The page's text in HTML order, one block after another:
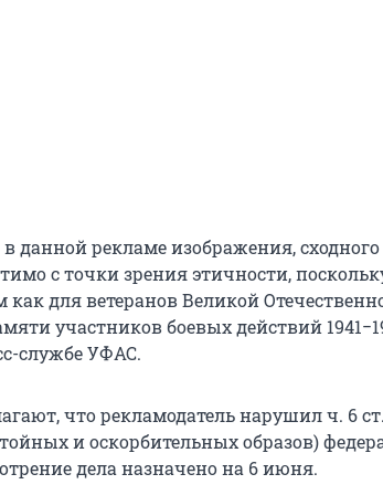
данной рекламе изображения,
с точки зрения этичности,
как для ветеранов Великой
участников боевых действий
службе УФАС.
что рекламодатель нарушил ч. 6
и оскорбительных образов)
дела назначено на 6 июня.